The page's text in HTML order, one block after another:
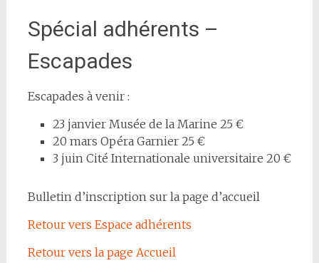
Spécial adhérents –
Escapades
Escapades à venir :
23 janvier Musée de la Marine 25 €
20 mars Opéra Garnier 25 €
3 juin Cité Internationale universitaire 20 €
Bulletin d’inscription sur la page d’accueil
Retour vers Espace adhérents
Retour vers la page Accueil